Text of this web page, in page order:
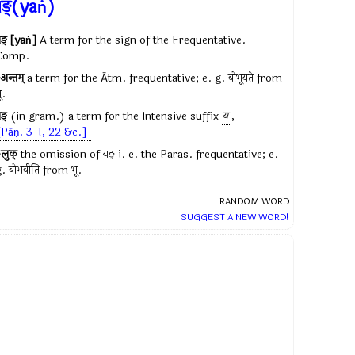
[yaṅ]A term for the sign of the Frequentative. -
a term for the Ātm. frequentative; e. g. बोभूयते from
(in gram.) a term for the Intensive suffix य ,
3-1, 22 &c.]
the omission of यङ् i. e. the Paras. frequentative; e.
बोभवीति from भू.
RANDOM WORD
SUGGEST A NEW WORD!